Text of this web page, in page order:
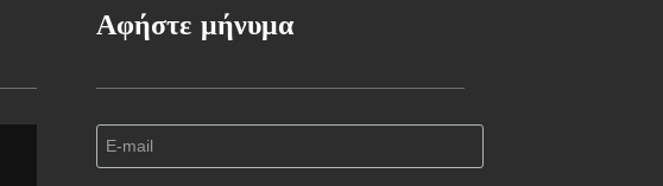
Αφήστε μήνυμα